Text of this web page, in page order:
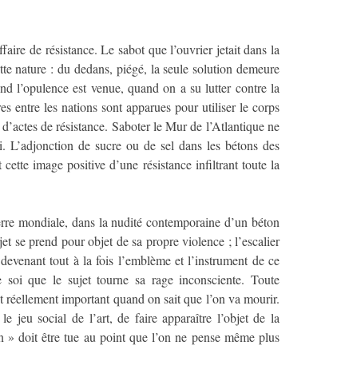
de résistance. Le sabot que l’ouvrier jetait dans la
nature : du dedans, piégé, la seule solution demeure
l’opulence est venue, quand on a su lutter contre la
entre les nations sont apparues pour utiliser le corps
de résistance. Saboter le Mur de l’Atlantique ne
L’adjonction de sucre ou de sel dans les bétons des
image positive d’une résistance infiltrant toute la
mondiale, dans la nudité contemporaine d’un béton
se prend pour objet de sa propre violence ; l’escalier
tout à la fois l’emblème et l’instrument de ce
soi que le sujet tourne sa rage inconsciente. Toute
important quand on sait que l’on va mourir.
jeu social de l’art, de faire apparaître l’objet de la
doit être tue au point que l’on ne pense même plus